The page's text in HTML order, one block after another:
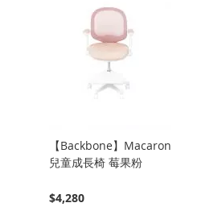
【Backbone】Macaron
兒童成長椅 莓果粉
$4,280